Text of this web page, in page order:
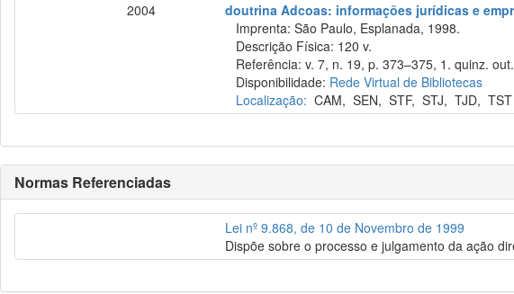
2004
doutrina Adcoas: informações jurídicas e
Imprenta: São Paulo, Esplanada, 1998.
Descrição Física: 120 v.
Referência: v. 7, n. 19, p. 373–375, 1. quinz.
Disponibilidade: Rede Virtual de Bibliotecas
Localização: CAM,SEN,STF,STJ,TJD,TST
Normas Referenciadas
Lei nº 9.868, de 10 de Novembro de 1999
Dispõe sobre o processo e julgamento da ação